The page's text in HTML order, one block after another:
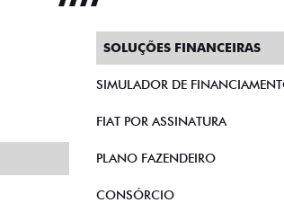
SOLUÇÕES FINANCEIRAS
SIMULADOR DE
FIAT POR ASSINATURA
PLANO FAZENDEIRO
CONSÓRCIO